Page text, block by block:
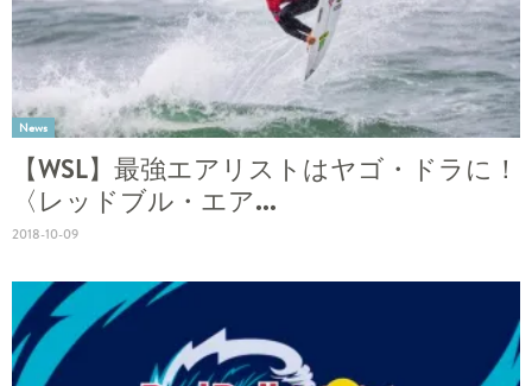
News
【WSL】最強エアリストはヤゴ・ドラに！
〈レッドブル・エア...
2018-10-09